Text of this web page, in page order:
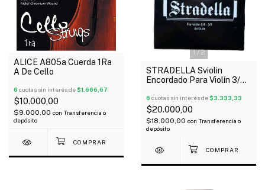
ALICE A805a Cuerda 1Ra
A De Cello
6 cuotas sin interés de$1.666,67
$10.000,00
$9.000,00 con Transferencia o
depósito
1/2
STRADELLA Sviolin
Encordado Para Violín 3/4
Regalo
6 cuotas sin interés de$3.333,33
$20.000,00
$18.000,00 con Transferencia o
depósito